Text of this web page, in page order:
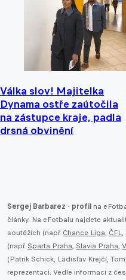
Válka slov! Majitelka
Dynama ostře zaútočila
na zástupce kraje, padla
drsná obvinění
Sergej Barbarez - profil na
články. Na eFotbalu najdete
soutěžích (např. Chance Liga, ČFL,
(např. Sparta Praha, Slavia Praha,
(Patrik Schick, Ladislav Krejčí,
reprezentaci. Vedle informací z